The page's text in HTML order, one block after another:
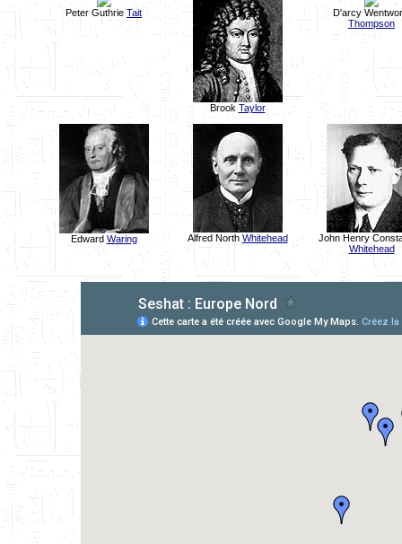
Peter Guthrie Tait
Brook Taylor
D'arcy
Thompson
Edward Waring Alfred North Whitehead
John Henry
Whitehead